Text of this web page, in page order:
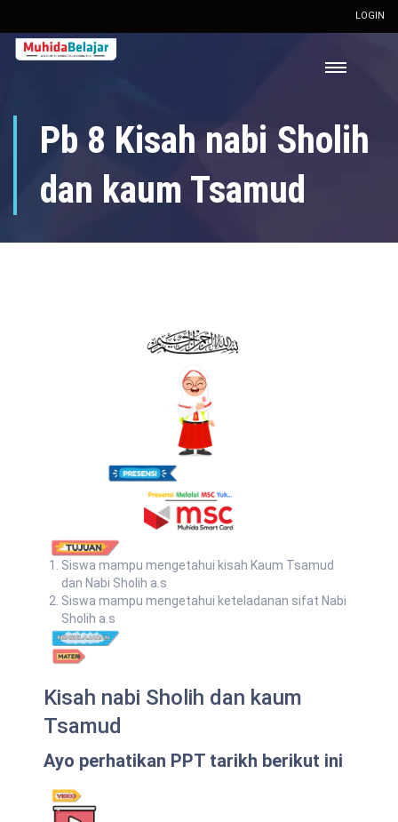
LOGIN
Pb 8 Kisah nabi Sholih
dan kaum Tsamud
Siswa mampu mengetahui kisah Kaum Tsamud
dan Nabi Sholih a.s
Siswa mampu mengetahui keteladanan sifat Nabi
Sholih a.s
Kisah nabi Sholih dan kaum
Tsamud
Ayo perhatikan PPT tarikh berikut ini